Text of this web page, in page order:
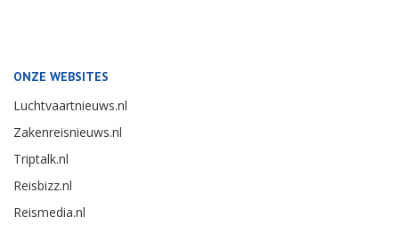
ONZE WEBSITES
Luchtvaartnieuws.nl
Zakenreisnieuws.nl
Triptalk.nl
Reisbizz.nl
Reismedia.nl